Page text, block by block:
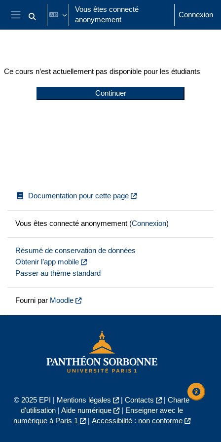
Passer au contenu principal
Panneau latéral
Activer/désactiver la saisie de recherche
Vous êtes connecté
anonymement
Connexion
Ce cours n’est actuellement pas disponible pour les étudiants
Continuer
Documentation pour cette page
Vous êtes connecté anonymement (Connexion)
Résumé de conservation de données
Obtenir l’app mobile
Passer au thème standard
Fourni par Moodle
© 2025 EPI | Mentions légales | Contacts | Charte
d'utilisation| Aide numérique |
Enseigner avec le
numérique à Paris 1
| Accessibilité : non conforme